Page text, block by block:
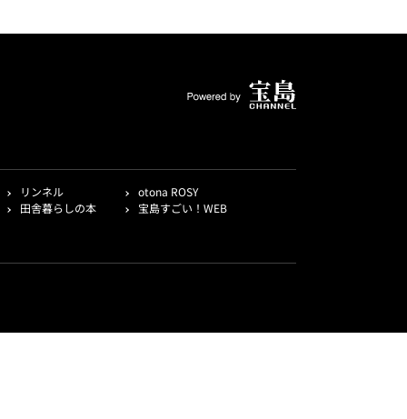
リンネル
otona ROSY
田舎暮らしの本
宝島すごい！WEB